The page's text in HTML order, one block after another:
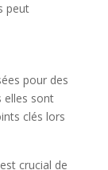
peut
pour des
elles sont
clés lors
crucial de